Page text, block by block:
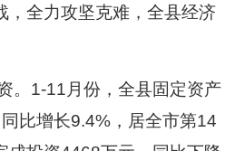
，全力攻坚克难，全县经济
1-11月份，全县固定资产
比增长9.4%，居全市第14